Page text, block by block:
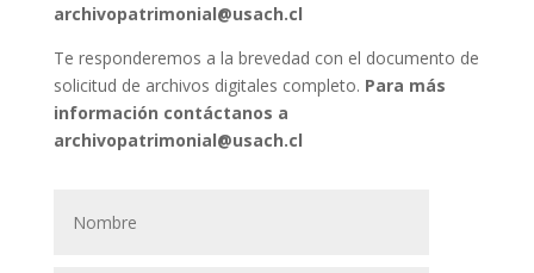
archivopatrimonial@usach.cl
Te responderemos a la brevedad con el documento de
solicitud de archivos digitales completo. Para más
información contáctanos a
archivopatrimonial@usach.cl